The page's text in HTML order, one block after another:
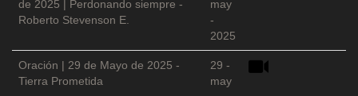
de 2025 | Perdonando siempre -
Roberto Stevenson E.
may
-
2025
Oración | 29 de Mayo de 2025 -
Tierra Prometida
29 -
may